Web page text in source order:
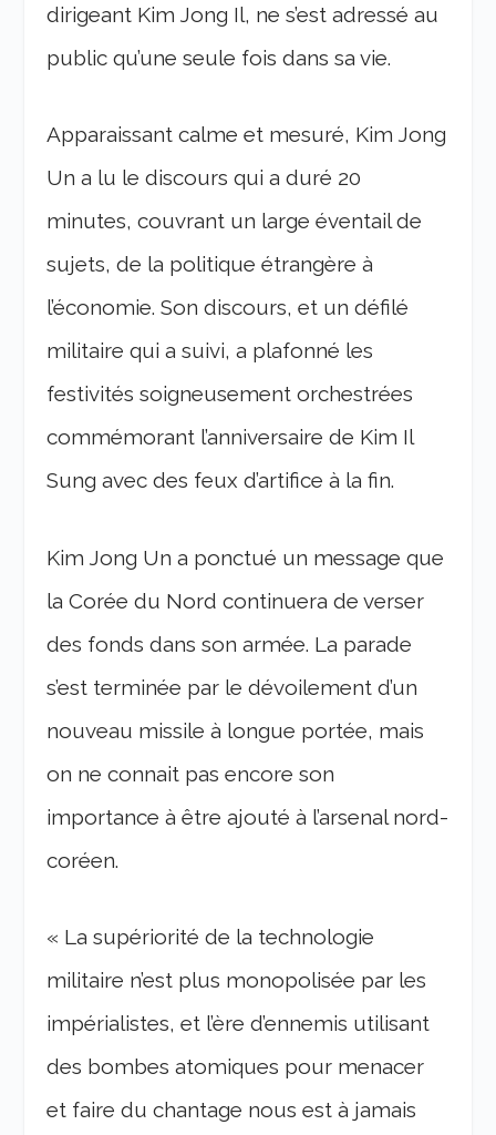
dirigeant Kim Jong Il, ne s’est adressé au
public qu’une seule fois dans sa vie.
Apparaissant calme et mesuré, Kim Jong
Un a lu le discours qui a duré 20
minutes, couvrant un large éventail de
sujets, de la politique étrangère à
l’économie. Son discours, et un défilé
militaire qui a suivi, a plafonné les
festivités soigneusement orchestrées
commémorant l’anniversaire de Kim Il
Sung avec des feux d’artifice à la fin.
Kim Jong Un a ponctué un message que
la Corée du Nord continuera de verser
des fonds dans son armée. La parade
s’est terminée par le dévoilement d’un
nouveau missile à longue portée, mais
on ne connait pas encore son
importance à être ajouté à l’arsenal nord-
coréen.
« La supériorité de la technologie
militaire n’est plus monopolisée par les
impérialistes, et l’ère d’ennemis utilisant
des bombes atomiques pour menacer
et faire du chantage nous est à jamais